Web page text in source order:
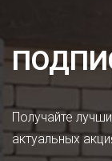
Получайте
актуальных